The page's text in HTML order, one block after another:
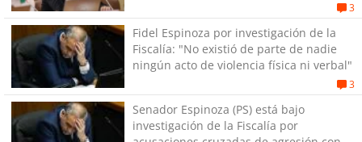
3
Fidel Espinoza por investigación de la
Fiscalía: "No existió de parte de nadie
ningún acto de violencia física ni verbal"
3
Senador Espinoza (PS) está bajo
investigación de la Fiscalía por